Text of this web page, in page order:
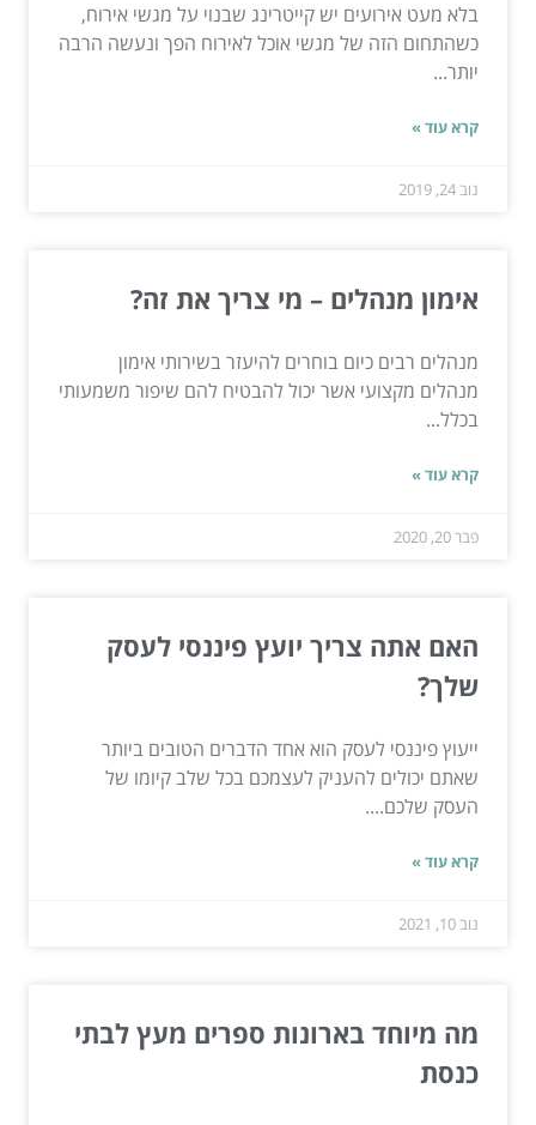
בלא מעט אירועים יש קייטרינג שבנוי על מגשי אירוח,
כשהתחום הזה של מגשי אוכל לאירוח הפך ונעשה הרבה
יותר...
קרא עוד »
נוב 24, 2019
אימון מנהלים – מי צריך את זה?
מנהלים רבים כיום בוחרים להיעזר בשירותי אימון
מנהלים מקצועי אשר יכול להבטיח להם שיפור משמעותי
בכלל...
קרא עוד »
פבר 20, 2020
האם אתה צריך יועץ פיננסי לעסק
שלך?
ייעוץ פיננסי לעסק הוא אחד הדברים הטובים ביותר
שאתם יכולים להעניק לעצמכם בכל שלב קיומו של
העסק שלכם....
קרא עוד »
נוב 10, 2021
מה מיוחד בארונות ספרים מעץ לבתי
כנסת